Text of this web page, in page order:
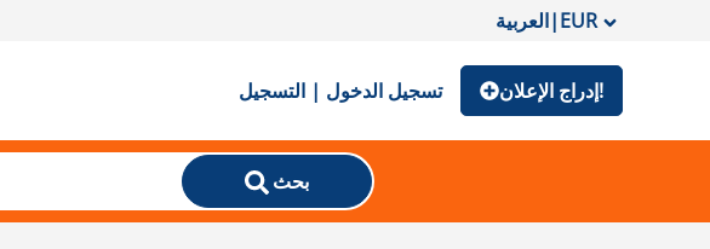
العربية|EUR
تسجيل الدخول | التسجيل إدراج الإعلان!
بحث